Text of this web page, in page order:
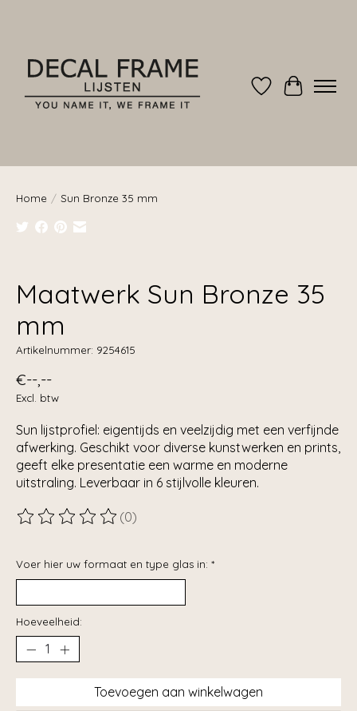
Verlanglijst
Home / Sun Bronze 35 mm
Maatwerk Sun Bronze 35
mm
Artikelnummer: 9254615
€--,--
Excl. btw
Sun lijstprofiel: eigentijds en veelzijdig met een verfijnde
afwerking. Geschikt voor diverse kunstwerken en prints,
geeft elke presentatie een warme en moderne
uitstraling. Leverbaar in 6 stijlvolle kleuren.
De beoordeling van dit product is
(0)
Voer hier uw formaat en type glas in: *
Hoeveelheid:
Toevoegen aan winkelwagen